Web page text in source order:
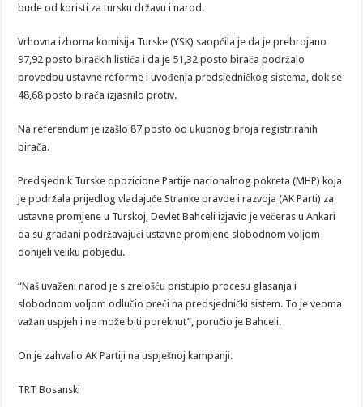
bude od koristi za tursku državu i narod.
Vrhovna izborna komisija Turske (YSK) saopćila je da je prebrojano
97,92 posto biračkih listića i da je 51,32 posto birača podržalo
provedbu ustavne reforme i uvođenja predsjedničkog sistema, dok se
48,68 posto birača izjasnilo protiv.
Na referendum je izašlo 87 posto od ukupnog broja registriranih
birača.
Predsjednik Turske opozicione Partije nacionalnog pokreta (MHP) koja
je podržala prijedlog vladajuće Stranke pravde i razvoja (AK Parti) za
ustavne promjene u Turskoj, Devlet Bahceli izjavio je večeras u Ankari
da su građani podržavajući ustavne promjene slobodnom voljom
donijeli veliku pobjedu.
“Naš uvaženi narod je s zrelošću pristupio procesu glasanja i
slobodnom voljom odlučio preći na predsjednički sistem. To je veoma
važan uspjeh i ne može biti poreknut”, poručio je Bahceli.
On je zahvalio AK Partiji na uspješnoj kampanji.
TRT Bosanski